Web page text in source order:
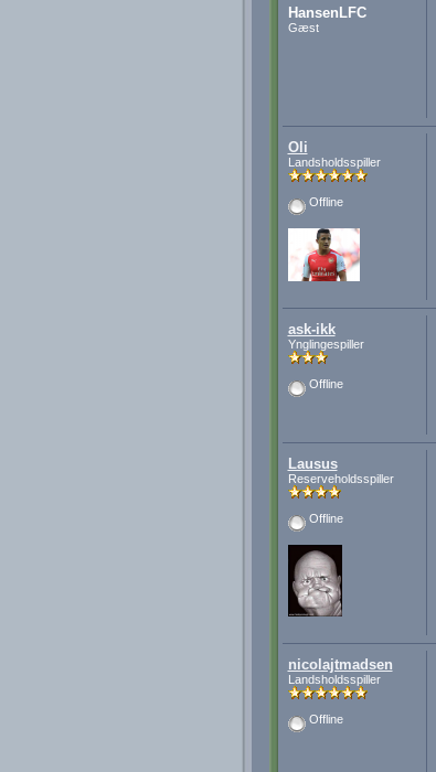
HansenLFC
Gæst
Oli
Landsholdsspiller
Offline
ask-ikk
Ynglingespiller
Offline
Lausus
Reserveholdsspiller
Offline
nicolajtmadsen
Landsholdsspiller
Offline